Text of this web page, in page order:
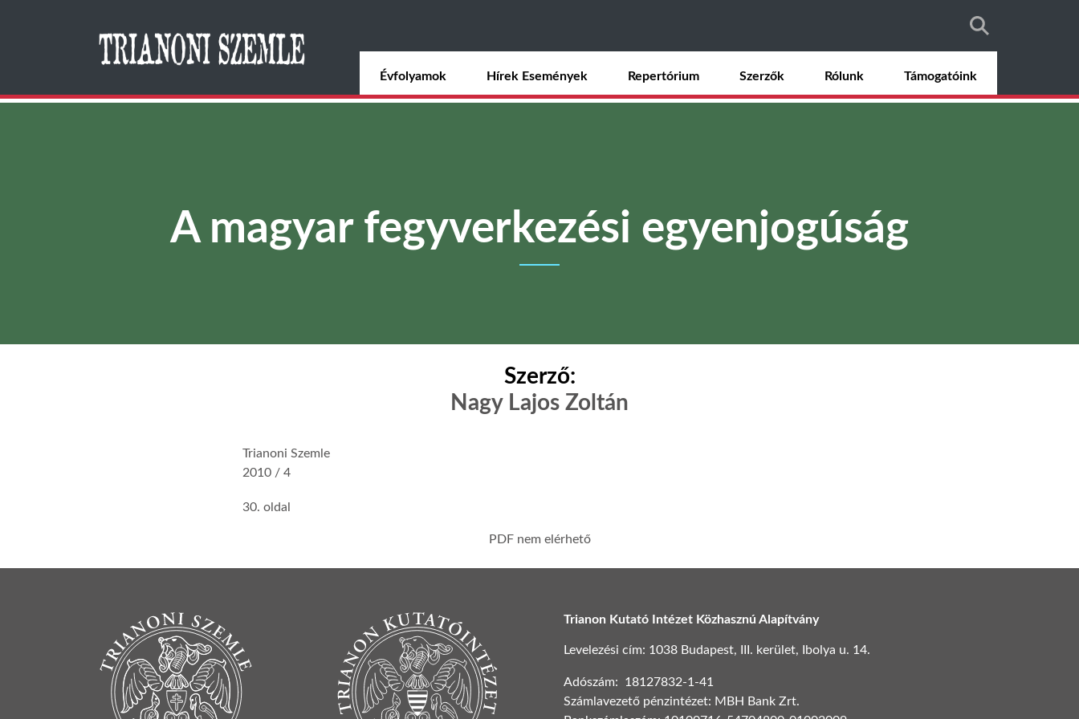
tartalomra
Évfolyamok Hírek Események Repertórium Szerzők Rólunk Támogatóink
A magyar fegyverkezési egyenjogúság
Szerző:
Nagy Lajos Zoltán
Trianoni Szemle
2010 / 4
30. oldal
PDF nem elérhető
Trianon Kutató Intézet Közhasznú Alapítvány
Levelezési cím: 1038 Budapest, III. kerület, Ibolya u. 14.
Adószám: 18127832-1-41
Számlavezető pénzintézet: MBH Bank Zrt.